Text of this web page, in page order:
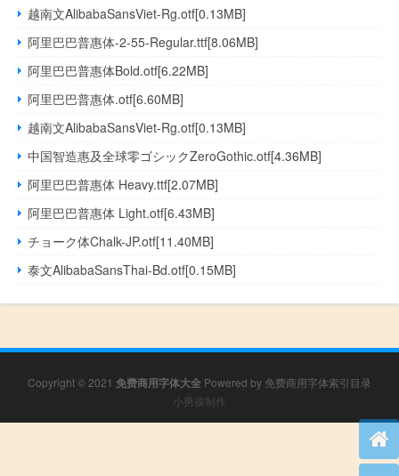
越南文AlibabaSansViet-Rg.otf[0.13MB]
阿里巴巴普惠体-2-55-Regular.ttf[8.06MB]
阿里巴巴普惠体Bold.otf[6.22MB]
阿里巴巴普惠体.otf[6.60MB]
越南文AlibabaSansViet-Rg.otf[0.13MB]
中国智造惠及全球零ゴシックZeroGothic.otf[4.36MB]
阿里巴巴普惠体 Heavy.ttf[2.07MB]
阿里巴巴普惠体 Light.otf[6.43MB]
チョーク体Chalk-JP.otf[11.40MB]
泰文AlibabaSansThai-Bd.otf[0.15MB]
Copyright © 2021 免费商用字体大全 Powered by 免费商用字体索引目录
小男孩制作